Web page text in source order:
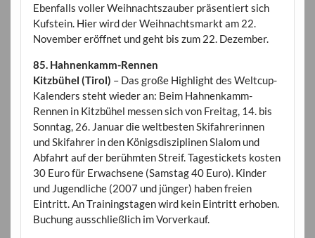
Ebenfalls voller Weihnachtszauber präsentiert sich
Kufstein. Hier wird der Weihnachtsmarkt am 22.
November eröffnet und geht bis zum 22. Dezember.
85. Hahnenkamm-Rennen
Kitzbühel (Tirol) – Das große Highlight des Weltcup-
Kalenders steht wieder an: Beim Hahnenkamm-
Rennen in Kitzbühel messen sich von Freitag, 14. bis
Sonntag, 26. Januar die weltbesten Skifahrerinnen
und Skifahrer in den Königsdisziplinen Slalom und
Abfahrt auf der berühmten Streif. Tagestickets kosten
30 Euro für Erwachsene (Samstag 40 Euro). Kinder
und Jugendliche (2007 und jünger) haben freien
Eintritt. An Trainingstagen wird kein Eintritt erhoben.
Buchung ausschließlich im Vorverkauf.